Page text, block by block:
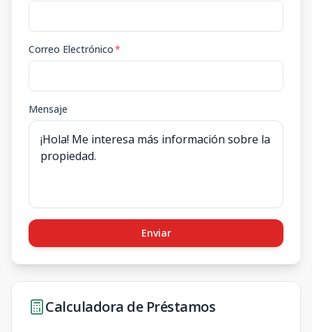
Correo Electrónico*
Mensaje
Enviar
Calculadora de Préstamos